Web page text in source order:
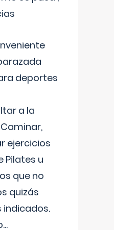
deportes
a la
ejercicios
Pilates u
que no
quizás
...